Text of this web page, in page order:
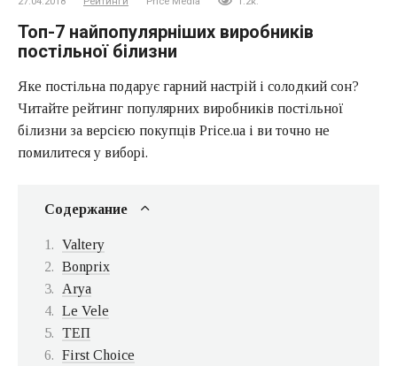
Топ-7 найпопулярніших виробників
постільної білизни
Яке постільна подарує гарний настрій і солодкий сон?
Читайте рейтинг популярних виробників постільної
білизни за версією покупців Price.ua і ви точно не
помилитеся у виборі.
Содержание
Valtery
Bonprix
Arya
Le Vele
ТЕП
First Choice